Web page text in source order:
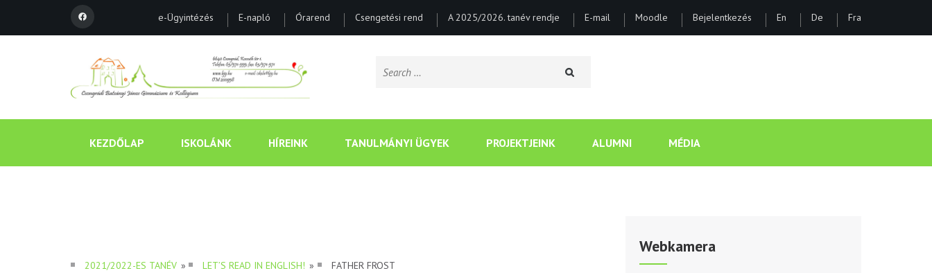
e-Ügyintézés E-napló Órarend Csengetési rend A 2025/2026. tanév rendje E-mail Moodle Bejelentkezés En De Fra
Search
KEZDŐLAP ISKOLÁNK HÍREINK TANULMÁNYI ÜGYEK PROJEKTJEINK ALUMNI MÉDIA
2021/2022-ES TANÉV » LET’S READ IN ENGLISH! » FATHER FROST
Webkamera